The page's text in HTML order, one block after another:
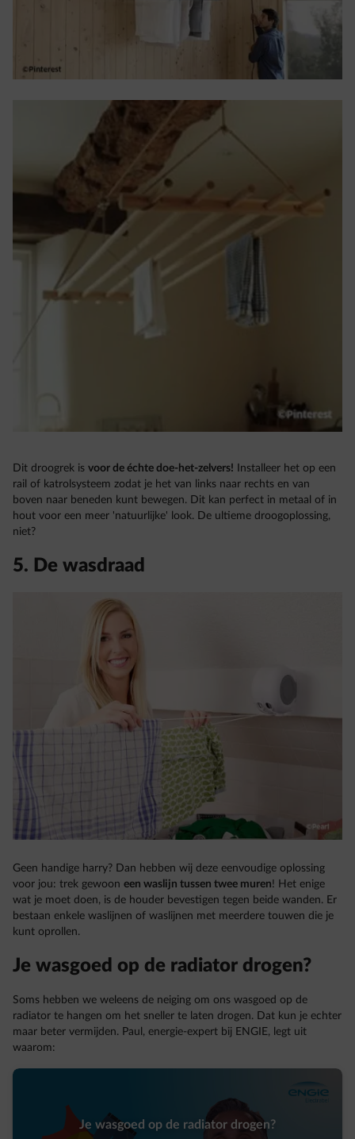
Dit droogrek is voor de échte doe-het-zelvers! Installeer het op een
rail of katrolsysteem zodat je het van links naar rechts en van
boven naar beneden kunt bewegen. Dit kan perfect in metaal of in
hout voor een meer 'natuurlijke' look. De ultieme droogoplossing,
niet?
5. De wasdraad
Geen handige harry? Dan hebben wij deze eenvoudige oplossing
voor jou: trek gewoon een waslijn tussen twee muren! Het enige
wat je moet doen, is de houder bevestigen tegen beide wanden. Er
bestaan enkele waslijnen of waslijnen met meerdere touwen die je
kunt oprollen.
Je wasgoed op de radiator drogen?
Soms hebben we weleens de neiging om ons wasgoed op de
radiator te hangen om het sneller te laten drogen. Dat kun je echter
maar beter vermijden. Paul, energie-expert bij ENGIE, legt uit
waarom:
Je wasgoed op de radiator drogen?